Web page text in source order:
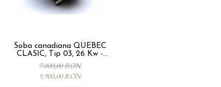
Soba canadiana QUEBEC
CLASIC, Tip 03, 26 Kw -
600 mc
7.000,00 RON
5.900,00 RON